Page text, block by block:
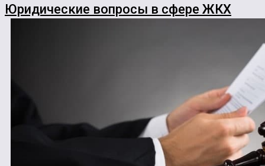
Юридические вопросы в сфере ЖКХ